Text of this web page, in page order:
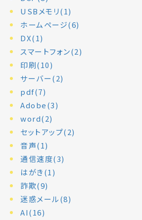
USBメモリ(1)
ホームページ(6)
DX(1)
スマートフォン(2)
印刷(10)
サーバー(2)
pdf(7)
Adobe(3)
word(2)
セットアップ(2)
音声(1)
通信速度(3)
はがき(1)
詐欺(9)
迷惑メール(8)
AI(16)